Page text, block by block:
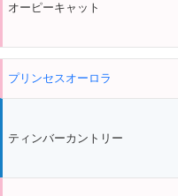
オーピーキャット
プリンセスオーロラ
ティンバーカントリー